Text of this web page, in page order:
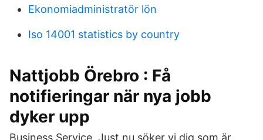
Ekonomiadministratör lön
Iso 14001 statistics by country
Nattjobb Örebro : Få
notifieringar när nya jobb
dyker upp
Business Service. Just nu söker vi dig som är